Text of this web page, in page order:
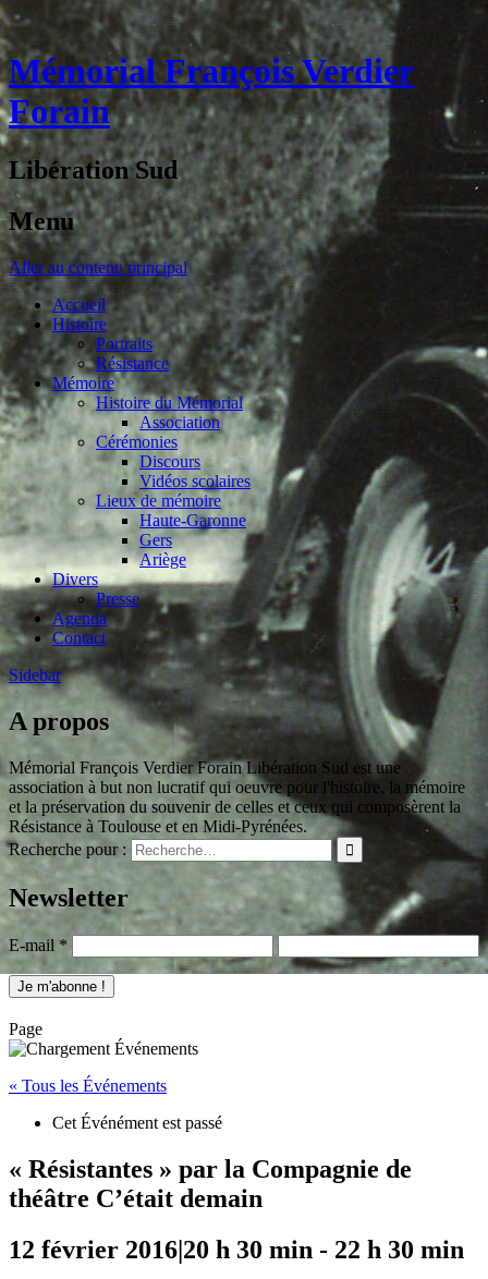
Mémorial François Verdier
Forain
Libération Sud
Menu
Aller au contenu principal
Accueil
Histoire
Portraits
Résistance
Mémoire
Histoire du Mémorial
Association
Cérémonies
Discours
Vidéos scolaires
Lieux de mémoire
Haute-Garonne
Gers
Ariège
Divers
Presse
Agenda
Contact
Sidebar
A propos
Mémorial François Verdier Forain Libération Sud est une
association à but non lucratif qui oeuvre pour l'histoire, la mémoire
et la préservation du souvenir de celles et ceux qui composèrent la
Résistance à Toulouse et en Midi-Pyrénées.
Recherche pour :
Newsletter
E-mail *
Page
« Tous les Événements
Cet Événément est passé
« Résistantes » par la Compagnie de
théâtre C’était demain
12 février 2016|20 h 30 min - 22 h 30 min